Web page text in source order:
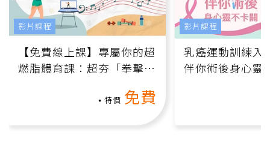
【免費線上課】專屬你的超
燃脂體育課：超夯「拳擊有
特價 免費
影片課程
乳癌運動訓練入
伴你術後身心靈
影片課程